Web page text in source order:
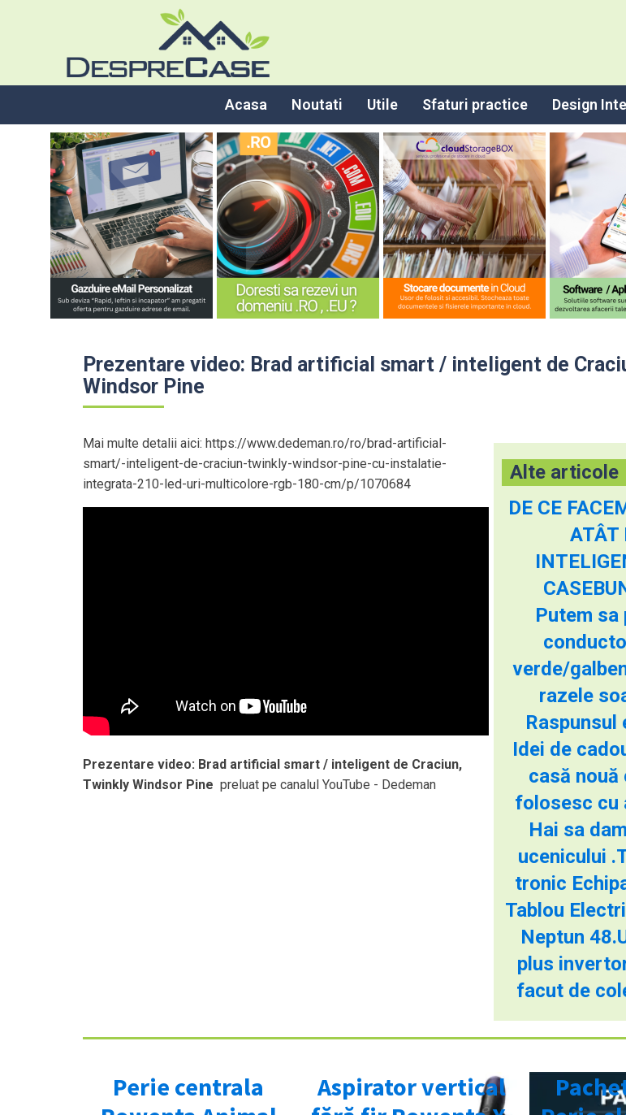
Acasa Noutati Utile Sfaturi practice Design
Prezentare video: Brad artificial smart / inteligent de
Windsor Pine
Mai multe detalii aici: https://www.dedeman.ro/ro/brad-artificial-
smart/-inteligent-de-craciun-twinkly-windsor-pine-cu-instalatie-
integrata-210-led-uri-multicolore-rgb-180-cm/p/1070684
Prezentare video: Brad artificial smart / inteligent de Craciun,
Twinkly Windsor Pine preluat pe canalul YouTube - Dedeman
Alte articole
DE CE
ATÂT
Putem sa
verde/
razele
Raspunsul
Idei de
casă nouă
folosesc cu
Hai sa
ucenicului
tronic
Tablou
Neptun
plus
facut de